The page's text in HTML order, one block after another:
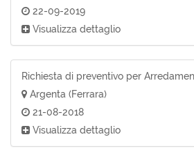
22-09-2019
Visualizza dettaglio
Richiesta di preventivo per
Argenta (Ferrara)
21-08-2018
Visualizza dettaglio